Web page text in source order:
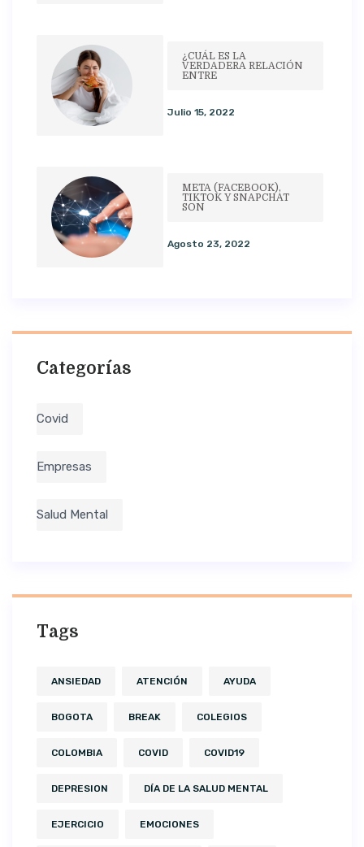
¿CUÁL ES LA
VERDADERA RELACIÓN
ENTRE
Julio 15, 2022
META (FACEBOOK),
TIKTOK Y SNAPCHAT
SON
Agosto 23, 2022
Categorías
Covid
Empresas
Salud Mental
Tags
ANSIEDAD ATENCIÓN AYUDA
BOGOTA BREAK COLEGIOS
COLOMBIA COVID COVID19
DEPRESION DÍA DE LA SALUD MENTAL
EJERCICIO EMOCIONES